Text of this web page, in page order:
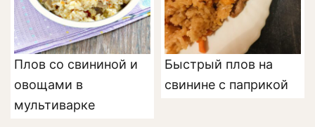
Плов со свининой и
овощами в
мультиварке
Быстрый плов на
свинине с паприкой